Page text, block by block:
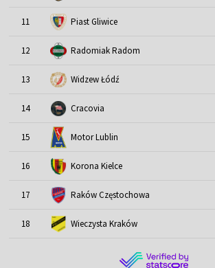
11 Piast Gliwice
12 Radomiak Radom
13 Widzew Łódź
14 Cracovia
15 Motor Lublin
16 Korona Kielce
17 Raków Częstochowa
18 Wieczysta Kraków